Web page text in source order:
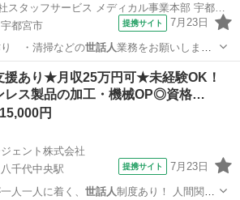
株式会社スタッフサービス メディカル事業本部 宇都宮オフィス
都宮市
提携サイト 7月23日
・清掃などの世話人業務をお願いしま
の他
援あり★月収25万円可★未経験OK！
レス製品の加工・機械OP◎資格…
円
ェント株式会社
千代中央駅
提携サイト 7月23日
人一人に着く、 世話人制度あり！ 人間関係